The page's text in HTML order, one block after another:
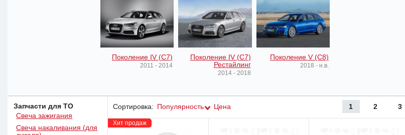
Поколение IV (C7)
2011 - 2014
Поколение IV (C7)
Рестайлинг
2014 - 2018
Поколение V (C8)
2018 - н.в.
Запчасти для ТО
Свеча зажигания
Свеча накаливания (для
Сортировка: Популярность Цена 1 2 3
Хит продаж